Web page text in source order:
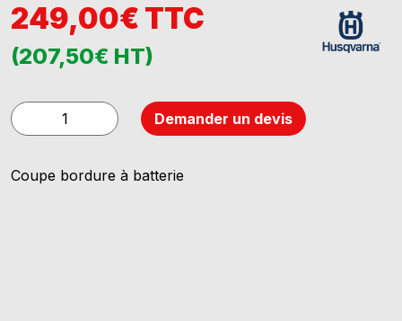
249,00€ TTC
(207,50€ HT)
quantité
de
110
Demander un devis
Coupe bordure à batterie